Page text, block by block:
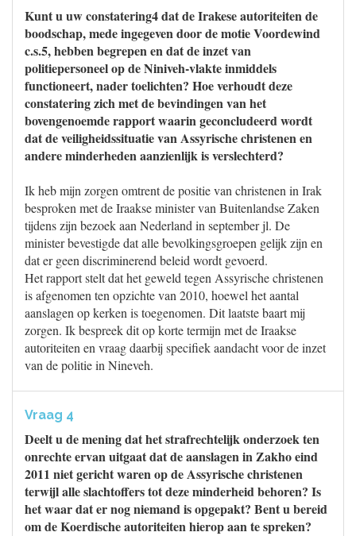
Kunt u uw constatering4 dat de Irakese autoriteiten de
boodschap, mede ingegeven door de motie Voordewind
c.s.5, hebben begrepen en dat de inzet van
politiepersoneel op de Niniveh-vlakte inmiddels
functioneert, nader toelichten? Hoe verhoudt deze
constatering zich met de bevindingen van het
bovengenoemde rapport waarin geconcludeerd wordt
dat de veiligheidssituatie van Assyrische christenen en
andere minderheden aanzienlijk is verslechterd?
Ik heb mijn zorgen omtrent de positie van christenen in Irak
besproken met de Iraakse minister van Buitenlandse Zaken
tijdens zijn bezoek aan Nederland in september jl. De
minister bevestigde dat alle bevolkingsgroepen gelijk zijn en
dat er geen discriminerend beleid wordt gevoerd.
Het rapport stelt dat het geweld tegen Assyrische christenen
is afgenomen ten opzichte van 2010, hoewel het aantal
aanslagen op kerken is toegenomen. Dit laatste baart mij
zorgen. Ik bespreek dit op korte termijn met de Iraakse
autoriteiten en vraag daarbij specifiek aandacht voor de inzet
van de politie in Nineveh.
Vraag 4
Deelt u de mening dat het strafrechtelijk onderzoek ten
onrechte ervan uitgaat dat de aanslagen in Zakho eind
2011 niet gericht waren op de Assyrische christenen
terwijl alle slachtoffers tot deze minderheid behoren? Is
het waar dat er nog niemand is opgepakt? Bent u bereid
om de Koerdische autoriteiten hierop aan te spreken?